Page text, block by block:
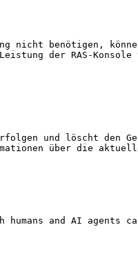
nicht benötigen,
der RAS-Konsole
und löscht den
über die
and AI agents